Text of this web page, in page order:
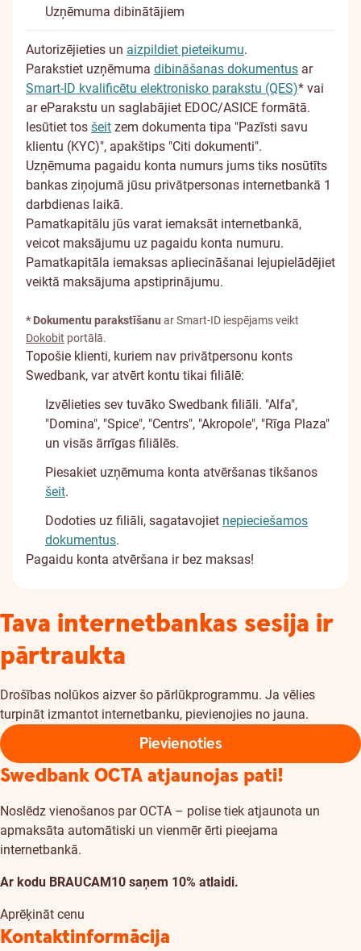
Uzņēmuma dibinātājiem
Autorizējieties un aizpildiet pieteikumu.
Parakstiet uzņēmuma dibināšanas dokumentus ar
Smart-ID kvalificētu elektronisko parakstu (QES)* vai
ar eParakstu un saglabājiet EDOC/ASICE formātā.
Iesūtiet tos šeit zem dokumenta tipa "Pazīsti savu
klientu (KYC)", apakštips "Citi dokumenti".
Uzņēmuma pagaidu konta numurs jums tiks nosūtīts
bankas ziņojumā jūsu privātpersonas internetbankā 1
darbdienas laikā.
Pamatkapitālu jūs varat iemaksāt internetbankā,
veicot maksājumu uz pagaidu konta numuru.
Pamatkapitāla iemaksas apliecināšanai lejupielādējiet
veiktā maksājuma apstiprinājumu.
* Dokumentu parakstīšanu ar Smart-ID iespējams veikt
Dokobit portālā.
Topošie klienti, kuriem nav privātpersonu konts
Swedbank, var atvērt kontu tikai filiālē:
Izvēlieties sev tuvāko Swedbank filiāli. "Alfa",
"Domina", "Spice", "Centrs", "Akropole", "Rīga Plaza"
un visās ārrīgas filiālēs.
Piesakiet uzņēmuma konta atvēršanas tikšanos
šeit.
Dodoties uz filiāli, sagatavojiet nepieciešamos
dokumentus.
Pagaidu konta atvēršana ir bez maksas!
Tava internetbankas sesija ir
pārtraukta
Drošības nolūkos aizver šo pārlūkprogrammu. Ja vēlies
turpināt izmantot internetbanku, pievienojies no jauna.
Pievienoties
Swedbank OCTA atjaunojas pati!
Noslēdz vienošanos par OCTA – polise tiek atjaunota un
apmaksāta automātiski un vienmēr ērti pieejama
internetbankā.
Ar kodu BRAUCAM10 saņem 10% atlaidi.
Aprēķināt cenu
Kontaktinformācija